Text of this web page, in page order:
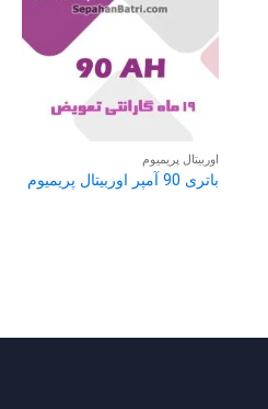
اوربیتال پریمیوم
باتری 90 آمپر اوربیتال پریمیوم